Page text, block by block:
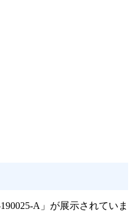
A」が展示されていま